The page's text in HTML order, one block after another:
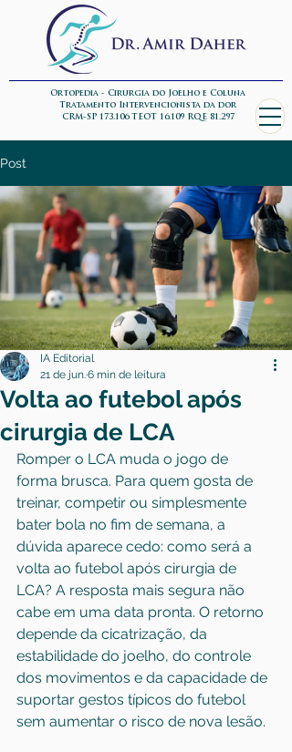
Ortopedia - Cirurgia do Joelho e Coluna
Tratamento Intervencionista da dor
CRM-SP 173.106 TEOT 16.109 RQE 81.297
Post
Volta ao futebol após
cirurgia de LCA
IA Editorial
21 de jun.6 min de leitura
Romper o LCA muda o jogo de
forma brusca. Para quem gosta de
treinar, competir ou simplesmente
bater bola no fim de semana, a
dúvida aparece cedo: como será a
volta ao futebol após cirurgia de
LCA? A resposta mais segura não
cabe em uma data pronta. O retorno
depende da cicatrização, da
estabilidade do joelho, do controle
dos movimentos e da capacidade de
suportar gestos típicos do futebol
sem aumentar o risco de nova lesão.